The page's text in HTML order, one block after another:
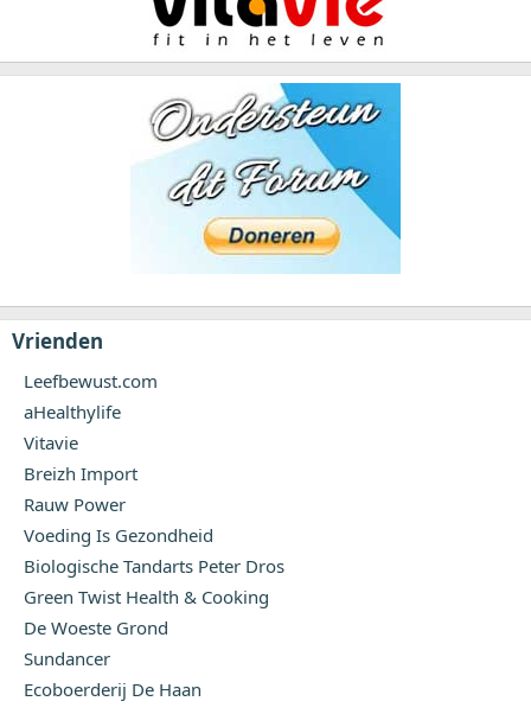
Vrienden
Leefbewust.com
aHealthylife
Vitavie
Breizh Import
Rauw Power
Voeding Is Gezondheid
Biologische Tandarts Peter Dros
Green Twist Health & Cooking
De Woeste Grond
Sundancer
Ecoboerderij De Haan